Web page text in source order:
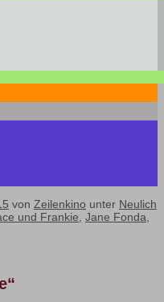
von Zeilenkino unter Neulich
und Frankie, Jane Fonda,